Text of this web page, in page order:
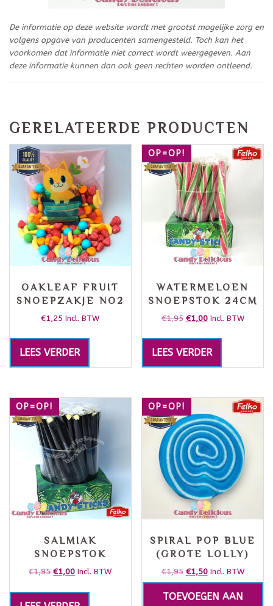
De informatie op deze website wordt met grootst mogelijke zorg en
volgens opgave van producenten samengesteld. Toch kan het
voorkomen dat informatie niet correct wordt weergegeven. Aan
deze informatie kunnen dan ook geen rechten worden ontleend.
GERELATEERDE PRODUCTEN
OAKLEAF FRUIT
SNOEPZAKJE NO2
€1,25 Incl. BTW
LEES VERDER
OP=OP!
WATERMELOEN
SNOEPSTOK 24CM
€1,95 €1,00 Incl. BTW
LEES VERDER
OP=OP!
SALMIAK
SNOEPSTOK
€1,95 €1,00 Incl. BTW
OP=OP!
SPIRAL POP BLUE
(GROTE LOLLY)
€1,95 €1,50 Incl. BTW
TOEVOEGEN AAN